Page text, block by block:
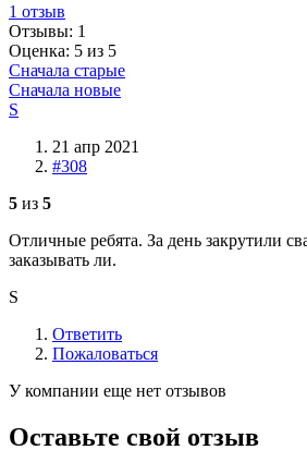
1 отзыв
Отзывы: 1
Оценка: 5 из 5
Сначала старые
Сначала новые
S
21 апр 2021
#308
5 из 5
Отличные ребята. За день закрутили
заказывать ли.
S
Ответить
Пожаловаться
У компании еще нет отзывов
Оставьте свой отзыв